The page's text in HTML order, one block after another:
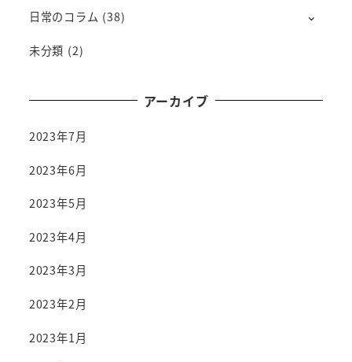
日常のコラム (38)
未分類 (2)
アーカイブ
2023年7月
2023年6月
2023年5月
2023年4月
2023年3月
2023年2月
2023年1月